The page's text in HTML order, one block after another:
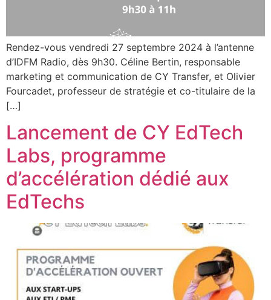
Rendez-vous vendredi 27 septembre 2024 à l’antenne
d’IDFM Radio, dès 9h30. Céline Bertin, responsable
marketing et communication de CY Transfer, et Olivier
Fourcadet, professeur de stratégie et co-titulaire de la
[…]
Lancement de CY EdTech
Labs, programme
d’accélération dédié aux
EdTechs